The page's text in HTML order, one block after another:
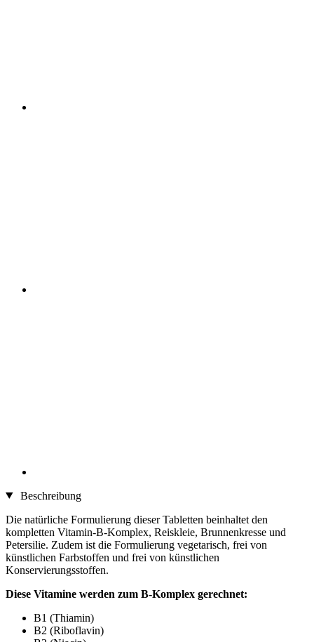
Beschreibung
Die natürliche Formulierung dieser Tabletten beinhaltet den
kompletten Vitamin-B-Komplex, Reiskleie, Brunnenkresse und
Petersilie. Zudem ist die Formulierung vegetarisch, frei von
künstlichen Farbstoffen und frei von künstlichen
Konservierungsstoffen.
Diese Vitamine werden zum B-Komplex gerechnet:
B1 (Thiamin)
B2 (Riboflavin)